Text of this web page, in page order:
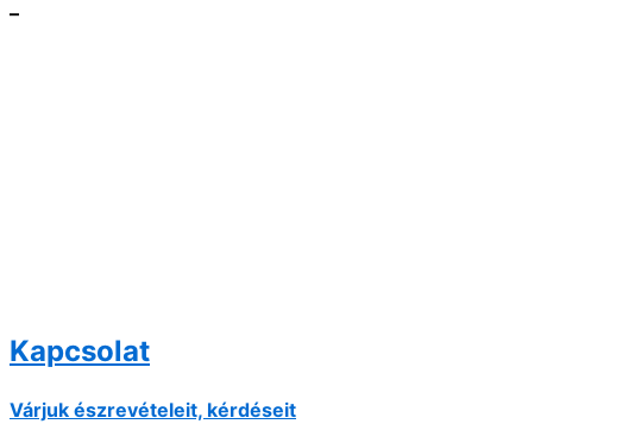
–
Kapcsolat
Várjuk észrevételeit, kérdéseit